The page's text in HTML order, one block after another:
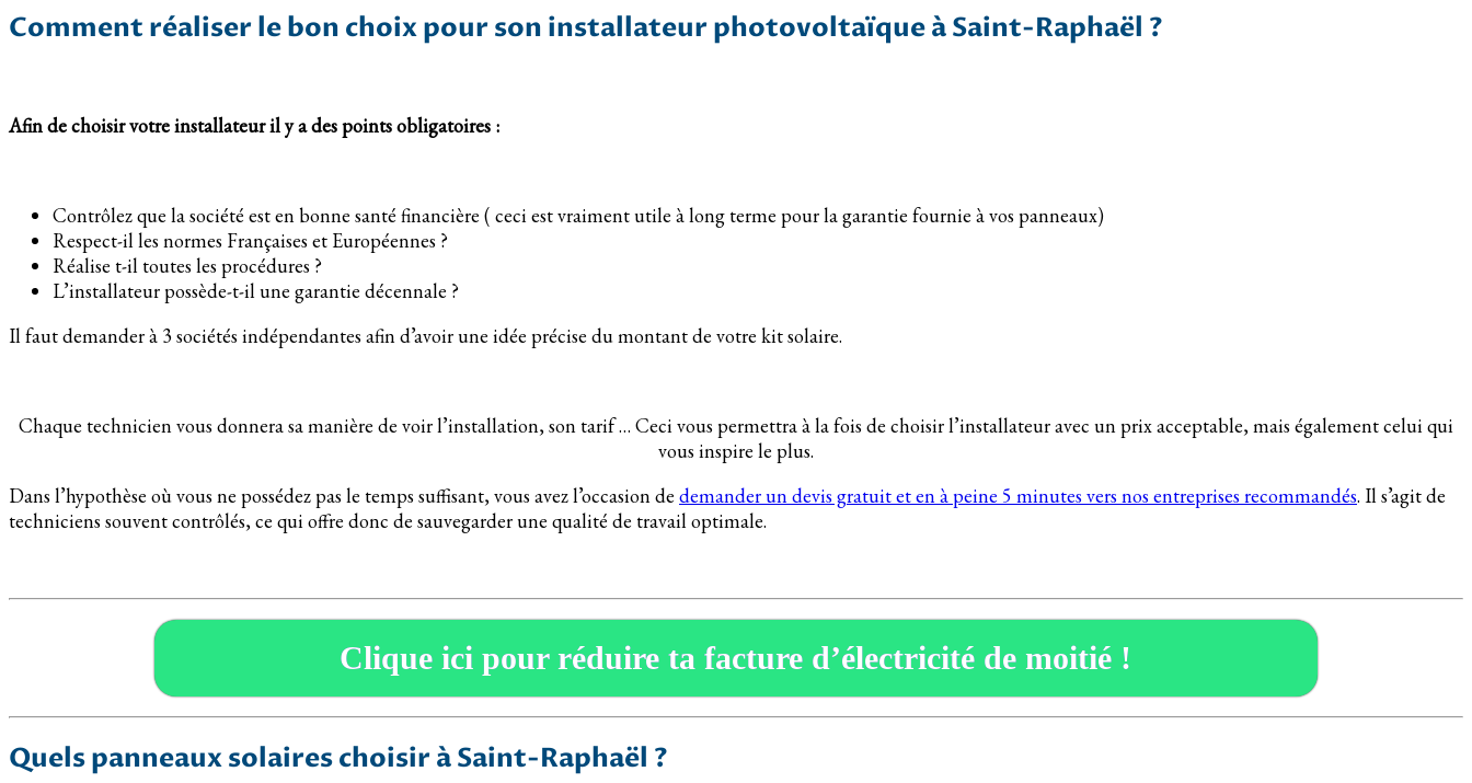
Comment réaliser le bon choix pour son installateur photovoltaïque à Saint-Raphaël ?
Afin de choisir votre installateur il y a des points obligatoires :
Contrôlez que la société est en bonne santé financière ( ceci est vraiment utile à long terme pour la garantie fournie à vos panneaux)
Respect-il les normes Françaises et Européennes ?
Réalise t-il toutes les procédures ?
L’installateur possède-t-il une garantie décennale ?
Il faut demander à 3 sociétés indépendantes afin d’avoir une idée précise du montant de votre kit solaire.
Chaque technicien vous donnera sa manière de voir l’installation, son tarif … Ceci vous permettra à la fois de choisir l’installateur avec un prix acceptable, mais également celui qui
vous inspire le plus.
Dans l’hypothèse où vous ne possédez pas le temps suffisant, vous avez l’occasion de demander un devis gratuit et en à peine 5 minutes vers nos entreprises recommandés. Il s’agit de
techniciens souvent contrôlés, ce qui offre donc de sauvegarder une qualité de travail optimale.
Clique ici pour réduire ta facture d’électricité de moitié !
Quels panneaux solaires choisir à Saint-Raphaël ?